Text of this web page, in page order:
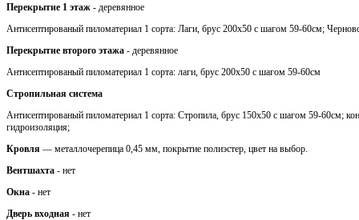
Перекрытие 1 этаж - деревянное
Антисептированый пиломатериал 1 сорта: Лаги, брус 200х50 с шагом 59-60см;
Перекрытие второго этажа - деревянное
Антисептированый пиломатериал 1 сорта: лаги, брус 200х50 с шагом 59-60см
Стропильная система
Антисептированый пиломатериал 1 сорта: Стропила, брус 150х50 с шагом 59-60см;
гидроизоляция;
Кровля — металлочерепица 0,45 мм, покрытие полиэстер, цвет на выбор.
Вентшахта - нет
Окна - нет
Дверь входная - нет